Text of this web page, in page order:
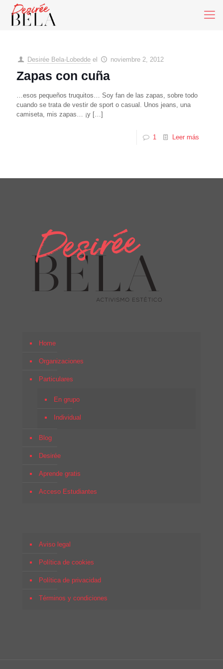
Desirée Bela-Lobedde el noviembre 2, 2012
Zapas con cuña
…esos pequeños truquitos… Soy fan de las zapas, sobre todo
cuando se trata de vestir de sport o casual. Unos jeans, una
camiseta, mis zapas… ¡y […]
1 Leer más
Home
Organizaciones
Particulares
En grupo
Individual
Blog
Desirée
Aprende gratis
Acceso Estudiantes
Aviso legal
Política de cookies
Política de privacidad
Términos y condiciones